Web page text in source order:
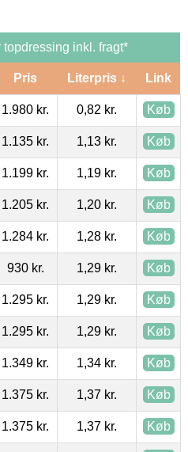
topdressing inkl. fragt*
Pris Literpris ↓ Link
1.980 kr. 0,82 kr. Køb
1.135 kr. 1,13 kr. Køb
1.199 kr. 1,19 kr. Køb
1.205 kr. 1,20 kr. Køb
1.284 kr. 1,28 kr. Køb
930 kr. 1,29 kr. Køb
1.295 kr. 1,29 kr. Køb
1.295 kr. 1,29 kr. Køb
1.349 kr. 1,34 kr. Køb
1.375 kr. 1,37 kr. Køb
1.375 kr. 1,37 kr. Køb